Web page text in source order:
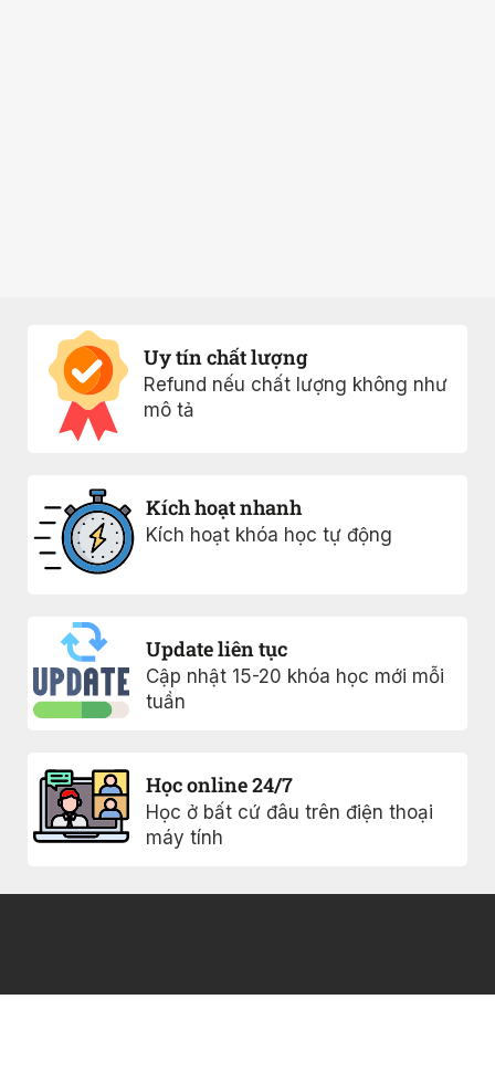
Uy tín chất lượng
Refund nếu chất lượng không như
mô tả
Kích hoạt nhanh
Kích hoạt khóa học tự động
Update liên tục
Cập nhật 15-20 khóa học mới mỗi
tuần
Học online 24/7
Học ở bất cứ đâu trên điện thoại
máy tính